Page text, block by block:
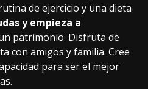
de ejercicio y una dieta
y empieza a
patrimonio. Disfruta de
con amigos y familia. Cree
para ser el mejor